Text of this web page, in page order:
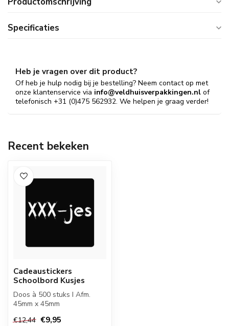
Specificaties
Heb je vragen over dit product?
Of heb je hulp nodig bij je bestelling? Neem contact op met
onze klantenservice via info@veldhuisverpakkingen.nl of
telefonisch +31 (0)475 562932. We helpen je graag verder!
Recent bekeken
Cadeaustickers
Schoolbord Kusjes
Doos à 500 stuks I Afm.
45mm x 45mm
€12,44 €9,95